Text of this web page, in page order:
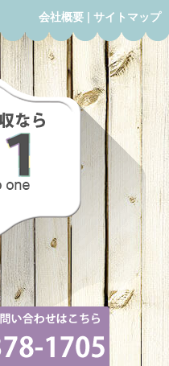
会社概要 | サイトマップ